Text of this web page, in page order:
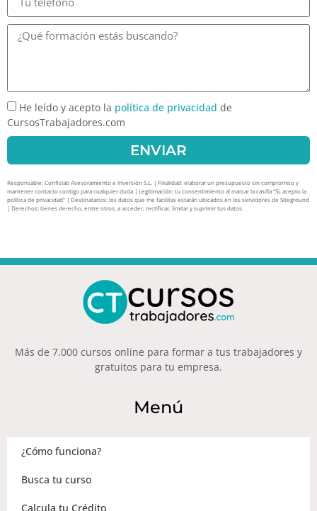
He leído y acepto la política de privacidad de
CursosTrabajadores.com
ENVIAR
Responsable: Confislab Asesoramiento e Inversión S.L. | Finalidad: elaborar un presupuesto sin compromiso y
mantener contacto contigo para cualquier duda | Legitimación: tu consentimiento al marcar la casilla “Sí, acepto la
política de privacidad” | Destinatarios: los datos que me facilitas estarán ubicados en los servidores de Siteground
| Derechos: tienes derecho, entre otros, a acceder, rectificar, limitar y suprimir tus datos.
Más de 7.000 cursos online para formar a tus trabajadores y
gratuitos para tu empresa.
Menú
¿Cómo funciona?
Busca tu curso
Calcula tu Crédito